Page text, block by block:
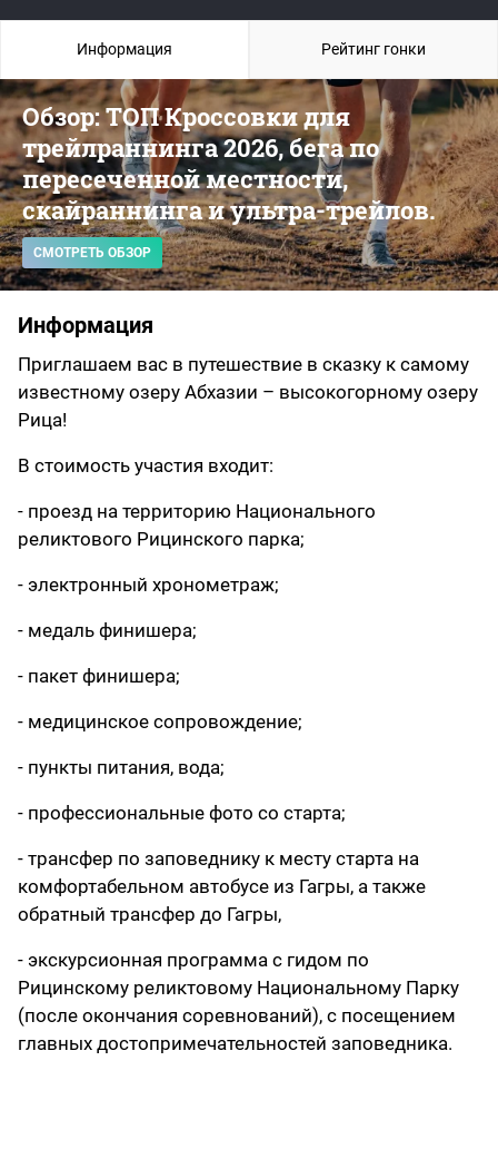
Обзор: ТОП Кроссовки для
трейлраннинга 2026, бега по
пересеченной местности,
скайраннинга и ультра-трейлов.
СМОТРЕТЬ ОБЗОР
Информация
Приглашаем вас в путешествие в сказку к самому
известному озеру Абхазии – высокогорному озеру
Рица!
В стоимость участия входит:
- проезд на территорию Национального
реликтового Рицинского парка;
- электронный хронометраж;
- медаль финишера;
- пакет финишера;
- медицинское сопровождение;
- пункты питания, вода;
- профессиональные фото со старта;
- трансфер по заповеднику к месту старта на
комфортабельном автобусе из Гагры, а также
обратный трансфер до Гагры,
- экскурсионная программа с гидом по
Рицинскому реликтовому Национальному Парку
(после окончания соревнований), с посещением
главных достопримечательностей заповедника.
Информация Рейтинг гонки